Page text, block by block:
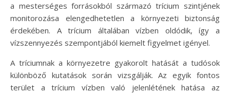
a mesterséges forrásokból származó trícium szintjének
monitorozása elengedhetetlen a környezeti biztonság
érdekében. A trícium általában vízben oldódik, így a
vízszennyezés szempontjából kiemelt figyelmet igényel.
A tríciumnak a környezetre gyakorolt hatását a tudósok
különböző kutatások során vizsgálják. Az egyik fontos
terület a trícium vízben való jelenlétének hatása az